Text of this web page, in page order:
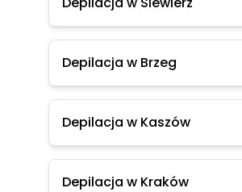
Depilacja w Brzeg
Depilacja w Kaszów
Depilacja w Kraków